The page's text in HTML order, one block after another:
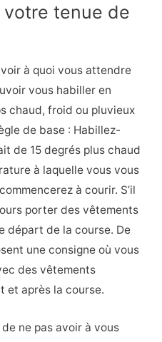
votre tenue de
à quoi vous attendre
vous habiller en
chaud, froid ou pluvieux
de base : Habillez-
de 15 degrés plus chaud
à laquelle vous vous
à courir. S’il
porter des vêtements
départ de la course. De
une consigne où vous
des vêtements
et après la course.
ne pas avoir à vous